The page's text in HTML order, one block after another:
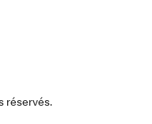
réservés.